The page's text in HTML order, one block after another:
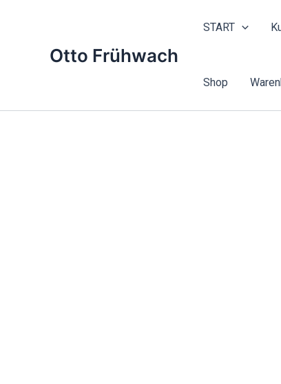
Otto Frühwach
START
Shop